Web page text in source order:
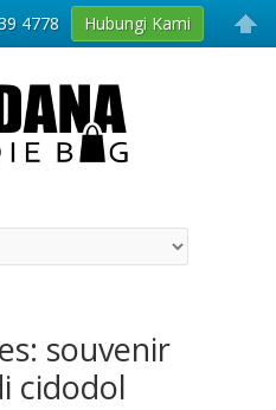
souvenir
cidodol
4778 Hubungi Kami